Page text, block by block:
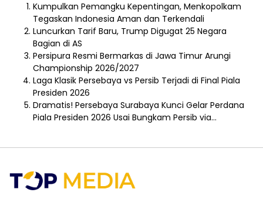
Kumpulkan Pemangku Kepentingan, Menkopolkam
Tegaskan Indonesia Aman dan Terkendali
Luncurkan Tarif Baru, Trump Digugat 25 Negara
Bagian di AS
Persipura Resmi Bermarkas di Jawa Timur Arungi
Championship 2026/2027
Laga Klasik Persebaya vs Persib Terjadi di Final Piala
Presiden 2026
Dramatis! Persebaya Surabaya Kunci Gelar Perdana
Piala Presiden 2026 Usai Bungkam Persib via…